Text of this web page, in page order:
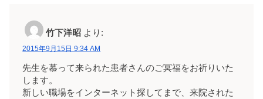
竹下洋昭 より:
2015年9月15日 9:34 AM
先生を慕って来られた患者さんのご冥福をお祈りいた
します。
新しい職場をインターネット探してまで、来院された